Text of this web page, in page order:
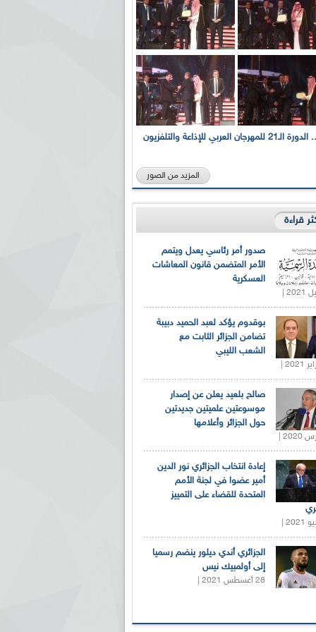
بالصور... الدورة الـ21 للمهرجان العربي للإذاعة والتلفزيون
المزيد من الصور
قراءة
صدور أمر رئاسي يعدل ويتمم
الأمر المتضمن قانون المعاشات
العسكرية
بوقدوم يؤكد لعبد الحميد دبيبة
تضامن الجزائر الثابت مع
الشعب الليبي
صالح بلعيد يعلن عن إصدار
موسوعتين علميتين جديدتين
حول الجزائر وأعلامها
إعادة انتخاب الجزائري نور الدين
أمير عضوا في لجنة الأمم
المتحدة للقضاء على التمييز
الجزائري أندي ديلور ينضم رسميا
إلى أولمبيك نيس
28 أغسطس 2021 |